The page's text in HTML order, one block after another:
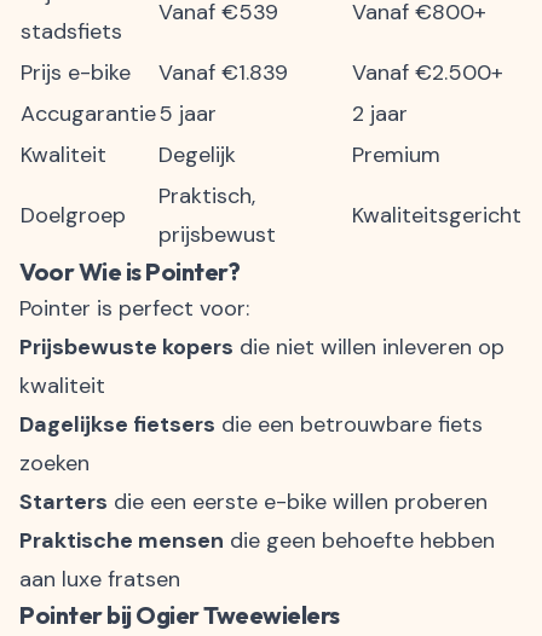
stadsfiets
Vanaf €539 Vanaf €800+
Prijs e-bike Vanaf €1.839
Vanaf €2.500+
Accugarantie5 jaar
2 jaar
Kwaliteit
Degelijk Premium
Doelgroep
Praktisch,
prijsbewust
Kwaliteitsgericht
Voor Wie is Pointer?
Pointer is perfect voor:
Prijsbewuste kopers die niet willen inleveren op
kwaliteit
Dagelijkse fietsers die een betrouwbare fiets
zoeken
Starters die een eerste e-bike willen proberen
Praktische mensen die geen behoefte hebben
aan luxe fratsen
Pointer bij Ogier Tweewielers